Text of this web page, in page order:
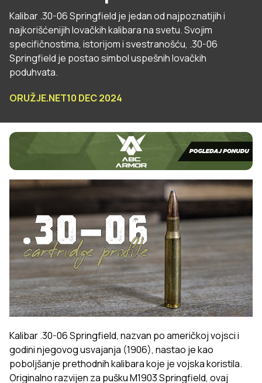
Kalibar .30-06 Springfield je jedan od najpoznatijih i
najkorišćenijih lovačkih kalibara na svetu. Svojim
specifičnostima, istorijom i svestranošću, .30-06
Springfield je postao simbol uspešnih lovačkih
poduhvata.
ORUŽJE.NET10 DEC 2024
Kalibar .30-06 Springfield, nazvan po američkoj vojsci i
godini njegovog usvajanja (1906), nastao je kao
poboljšanje prethodnih kalibara koje je vojska koristila.
Originalno razvijen za pušku M1903 Springfield, ovaj